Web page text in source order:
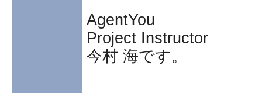
AgentYou
Project Instructor
今村 海です。